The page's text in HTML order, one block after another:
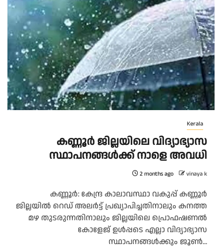
Kerala
കണ്ണൂർ ജില്ലയിലെ വിദ്യാഭ്യാസ
സ്ഥാപനങ്ങള്‍ക്ക് നാളെ അവധി
2 months ago vinaya k
കണ്ണൂർ: കേന്ദ്ര കാലാവസ്ഥാ വകുപ്പ് കണ്ണൂർ
ജില്ലയിൽ റെഡ് അലർട്ട് പ്രഖ്യാപിച്ചതിനാലും കനത്ത
മഴ തുടരുന്നതിനാലും ജില്ലയിലെ പ്രൊഫഷണൽ
കോളേജ് ഉൾപ്പടെ എല്ലാ വിദ്യാഭ്യാസ
സ്ഥാപനങ്ങൾക്കും ജൂൺ...